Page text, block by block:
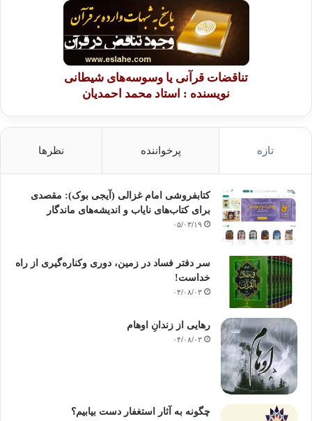
تناقضات قرآنی یا وسوسه‌های شیطانی
نویسنده : استاد محمد احمدیان
تازه پرخواننده نظرها
کتابفروشی امام غزالی (آیجی بوک): مقصدی
برای کتاب‌های نایاب و اندیشه‌های ماندگار
۰۵/۰۳/۱۹
سر دفتر فساد در زمین‌، دوری وکناره‌گیری از راه
خداست‌!
۰۴/۰۸/۰۳
رهایی از زندانِ اوهام
۰۴/۰۸/۰۳
چگونه به آثار استغفار دست بیابیم؟